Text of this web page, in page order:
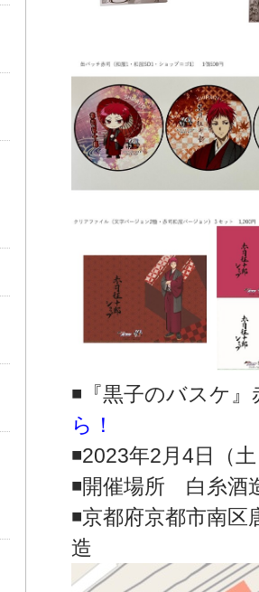
◾️『黒子のバスケ
ら！
◾️2023年2月4日（
◾️開催場所 白糸
◾️京都府京都市南
造